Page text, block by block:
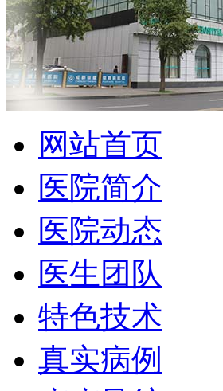
网站首页
医院简介
医院动态
医生团队
特色技术
真实病例